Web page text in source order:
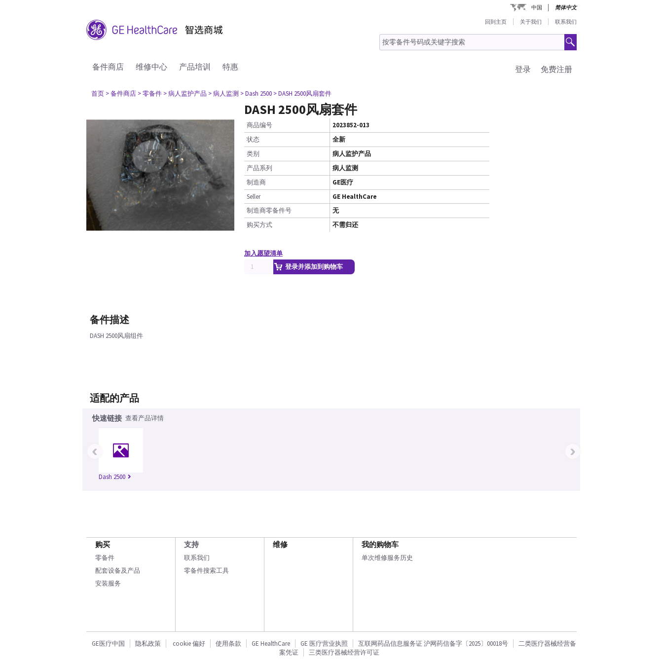
中国 简体中文
回到主页 关于我们 联系我们
备件商店 维修中心 产品培训 特惠 免费注册
登录
首页 > 备件商店 > 零备件 > 病人监护产品 > 病人监测 > Dash 2500 > DASH 2500风扇套件
DASH 2500风扇套件
商品编号
2023852-013
状态
全新
类别
病人监护产品
产品系列
病人监测
制造商
GE医疗
Seller
GE HealthCare
制造商零备件号
无
购买方式
不需归还
加入愿望清单
登录并添加到购物车
备件描述
DASH 2500风扇组件
适配的产品
快速链接 查看产品详情
Dash 2500
‹ ›
购买
零备件
配套设备及产品
安装服务
支持
联系我们
零备件搜索工具
维修 我的购物车
单次维修服务历史
GE医疗中国 隐私政策 cookie 偏好 使用条款 GE HealthCare GE 医疗营业执照 互联网药品信息服务证 沪网药信备字〔2025〕00018号
二类医疗器械经营备
案凭证
三类医疗器械经营许可证